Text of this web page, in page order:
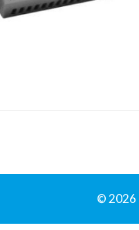
© 2026